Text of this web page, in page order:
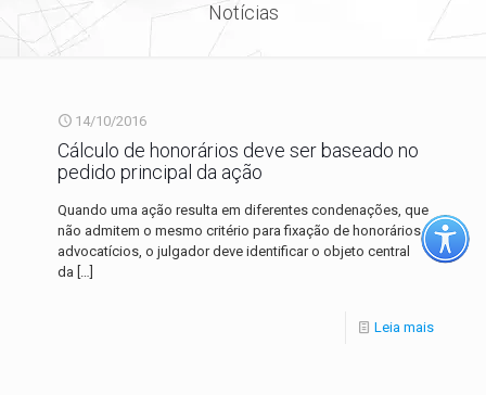
Notícias
14/10/2016
Cálculo de honorários deve ser baseado no
pedido principal da ação
Quando uma ação resulta em diferentes condenações, que
não admitem o mesmo critério para fixação de honorários
advocatícios, o julgador deve identificar o objeto central
da […]
Leia mais